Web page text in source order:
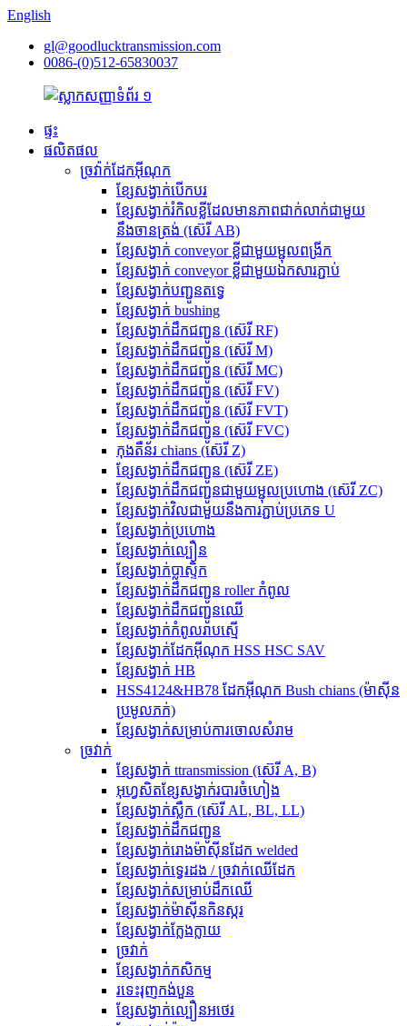
English
gl@goodlucktransmission.com
0086-(0)512-65830037
ផ្ទះ
ផលិតផល
ច្រវ៉ាក់ដែកអ៊ីណុក
ខ្សែសង្វាក់បើកបរ
ខ្សែសង្វាក់រំកិលខ្លីដែលមានភាពជាក់លាក់ជាមួយ
នឹងចានត្រង់ (ស៊េរី AB)
ខ្សែសង្វាក់ conveyor ខ្លីជាមួយម្ជុលពង្រីក
ខ្សែសង្វាក់ conveyor ខ្លីជាមួយឯកសារភ្ជាប់
ខ្សែសង្វាក់បញ្ជូនតទ្វេ
ខ្សែសង្វាក់ bushing
ខ្សែសង្វាក់ដឹកជញ្ជូន (ស៊េរី RF)
ខ្សែសង្វាក់ដឹកជញ្ជូន (ស៊េរី M)
ខ្សែសង្វាក់ដឹកជញ្ជូន (ស៊េរី MC)
ខ្សែសង្វាក់ដឹកជញ្ជូន (ស៊េរី FV)
ខ្សែសង្វាក់ដឹកជញ្ជូន (ស៊េរី FVT)
ខ្សែសង្វាក់ដឹកជញ្ជូន (ស៊េរី FVC)
កុងតឺន័រ chians (ស៊េរី Z)
ខ្សែសង្វាក់ដឹកជញ្ជូន (ស៊េរី ZE)
ខ្សែសង្វាក់ដឹកជញ្ជូនជាមួយម្ជុលប្រហោង (ស៊េរី ZC)
ខ្សែសង្វាក់វិលជាមួយនឹងការភ្ជាប់ប្រភេទ U
ខ្សែសង្វាក់ប្រហោង
ខ្សែសង្វាក់ល្បឿន
ខ្សែសង្វាក់ប្លាស្ទិក
ខ្សែសង្វាក់ដឹកជញ្ជូន roller កំពូល
ខ្សែសង្វាក់ដឹកជញ្ជូនឈើ
ខ្សែសង្វាក់កំពូលរាបស្មើ
ខ្សែសង្វាក់ដែកអ៊ីណុក HSS HSC SAV
ខ្សែសង្វាក់ HB
HSS4124&HB78 ដែកអ៊ីណុក Bush chians (ម៉ាស៊ីន
ប្រមូលភក់)
ខ្សែសង្វាក់សម្រាប់ការចោលសំរាម
ច្រវាក់
ខ្សែសង្វាក់ ttransmission (ស៊េរី A, B)
អុហ្វសិតខ្សែសង្វាក់របារចំហៀង
ខ្សែសង្វាក់ស្លឹក (ស៊េរី AL, BL, LL)
ខ្សែសង្វាក់ដឹកជញ្ជូន
ខ្សែសង្វាក់រោងម៉ាស៊ីនដែក welded
ខ្សែសង្វាក់ទ្វេរដង / ច្រវាក់ឈើដែក
ខ្សែសង្វាក់សម្រាប់ដឹកឈើ
ខ្សែសង្វាក់ម៉ាស៊ីនកិនស្ករ
ខ្សែសង្វាក់ក្លែងក្លាយ
ច្រវាក់
ខ្សែសង្វាក់កសិកម្ម
រទេះរុញកង់បួន
ខ្សែសង្វាក់ល្បឿនអថេរ